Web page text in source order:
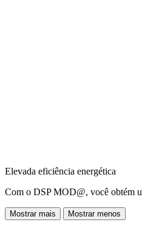
Elevada eficiência energética
Com o DSP MOD@, você obtém
Mostrar mais Mostrar menos